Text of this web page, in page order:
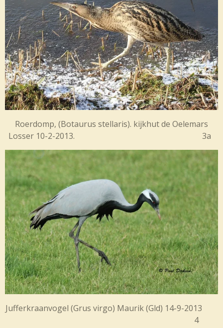
Roerdomp, (Botaurus stellaris). kijkhut de Oelemars
Losser 10-2-2013. 3a
Jufferkraanvogel (Grus virgo) Maurik (Gld) 14-9-2013
4